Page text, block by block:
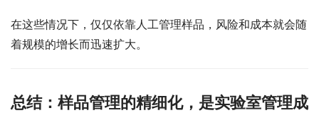
在这些情况下，仅仅依靠人工管理样品，风险和成本就会随
着规模的增长而迅速扩大。
总结：样品管理的精细化，是实验室管理成